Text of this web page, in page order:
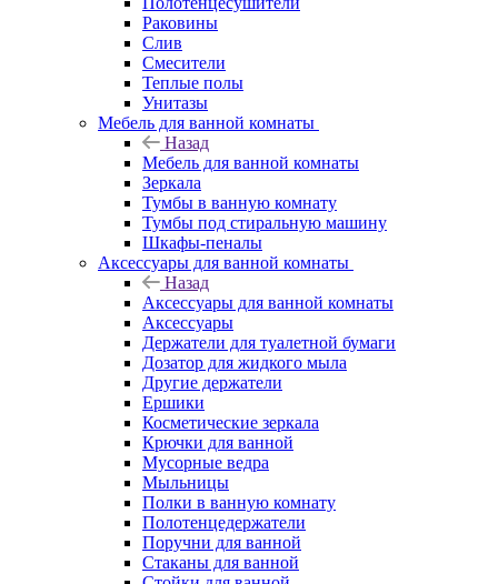
Раковины
Слив
Смесители
Теплые полы
Унитазы
Мебель для ванной комнаты
Назад
Мебель для ванной комнаты
Зеркала
Тумбы в ванную комнату
Тумбы под стиральную машину
Шкафы-пеналы
Аксессуары для ванной комнаты
Назад
Аксессуары для ванной комнаты
Аксессуары
Держатели для туалетной бумаги
Дозатор для жидкого мыла
Другие держатели
Ершики
Косметические зеркала
Крючки для ванной
Мусорные ведра
Мыльницы
Полки в ванную комнату
Полотенцедержатели
Поручни для ванной
Стаканы для ванной